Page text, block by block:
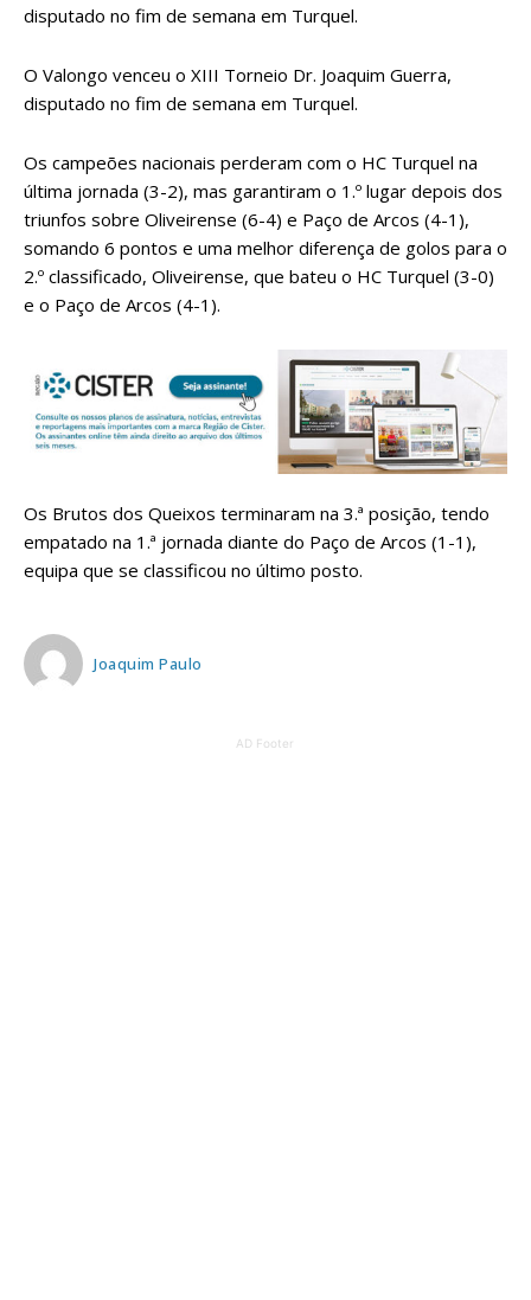
disputado no fim de semana em Turquel.
O Valongo venceu o XIII Torneio Dr. Joaquim Guerra,
disputado no fim de semana em Turquel.
Os campeões nacionais perderam com o HC Turquel na
última jornada (3-2), mas garantiram o 1.º lugar depois dos
triunfos sobre Oliveirense (6-4) e Paço de Arcos (4-1),
somando 6 pontos e uma melhor diferença de golos para o
2.º classificado, Oliveirense, que bateu o HC Turquel (3-0)
e o Paço de Arcos (4-1).
Os Brutos dos Queixos terminaram na 3.ª posição, tendo
empatado na 1.ª jornada diante do Paço de Arcos (1-1),
equipa que se classificou no último posto.
Joaquim Paulo
AD Footer